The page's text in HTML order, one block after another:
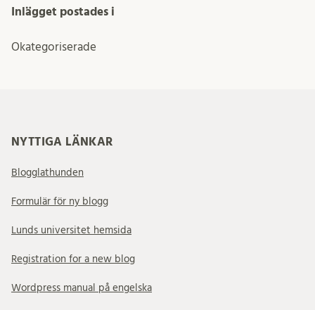
Inlägget postades i
Okategoriserade
NYTTIGA LÄNKAR
Blogglathunden
Formulär för ny blogg
Lunds universitet hemsida
Registration for a new blog
Wordpress manual på engelska